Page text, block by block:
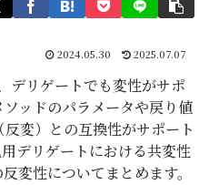
2024.05.30 2025.07.07
リゲートでも変性がサポ
ッドのパラメータや戻り値
変）との互換性がサポート
デリゲートにおける共変性
変性についてまとめます。